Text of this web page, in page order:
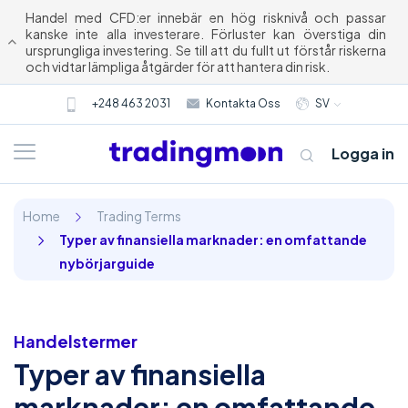
Handel med CFD:er innebär en hög risknivå och passar
kanske inte alla investerare. Förluster kan överstiga din
ursprungliga investering. Se till att du fullt ut förstår riskerna
och vidtar lämpliga åtgärder för att hantera din risk.
+248 463 2031 Kontakta Oss SV
Om oss
Trading
Logga in
Home
Trading Terms
Typer av finansiella marknader: en omfattande
nybörjarguide
Handelstermer
Typer av finansiella